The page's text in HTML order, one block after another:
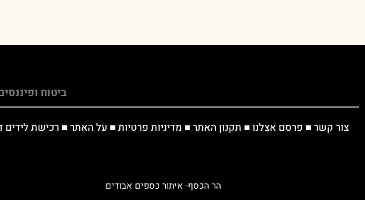
ביטוח
צור קשר■ פרסם אצלנו■ תקנון האתר■ מדיניות פרטיות■ על האתר■רכישת לידים
הר הכסף- איתור כספים אבודים